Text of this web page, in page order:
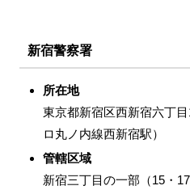
新宿警察署
所在地
東京都新宿区西新宿六丁
ロ丸ノ内線西新宿駅）
管轄区域
新宿三丁目の一部（15・